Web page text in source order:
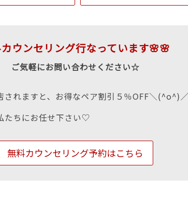
ウンセリング行なっています🌸🌸
ご気軽にお問い合わせください☆
されますと、お得なペア割引５％OFF＼(^o^)
たちにお任せ下さい♡
無料カウンセリング予約はこちら